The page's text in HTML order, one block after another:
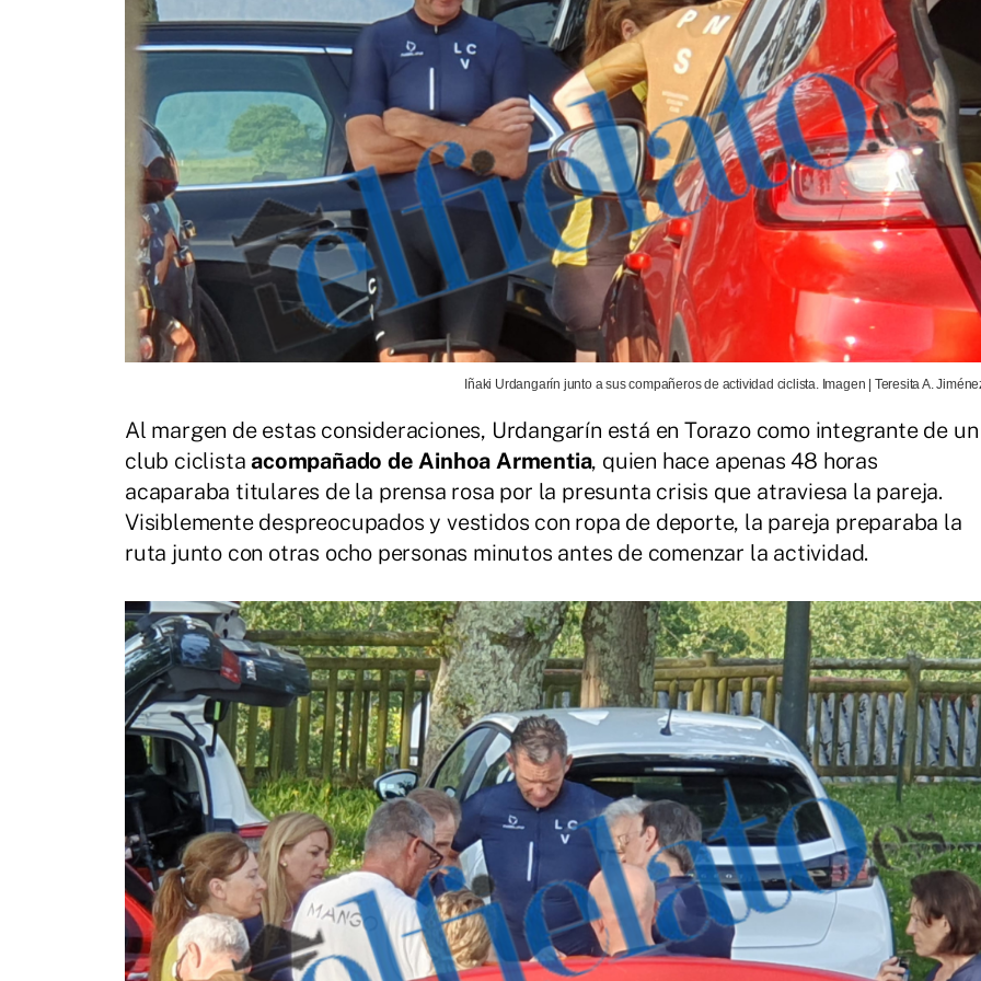
Iñaki Urdangarín junto a sus compañeros de actividad ciclista. Imagen | Teresita A.
Al margen de estas consideraciones, Urdangarín está en Torazo como integrante de un
club ciclista acompañado de Ainhoa Armentia, quien hace apenas 48 horas
acaparaba titulares de la prensa rosa por la presunta crisis que atraviesa la pareja.
Visiblemente despreocupados y vestidos con ropa de deporte, la pareja preparaba la
ruta junto con otras ocho personas minutos antes de comenzar la actividad.